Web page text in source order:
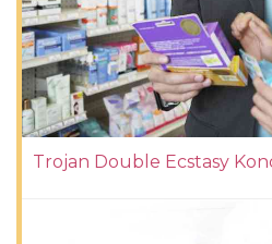
Trojan Double Ecstasy